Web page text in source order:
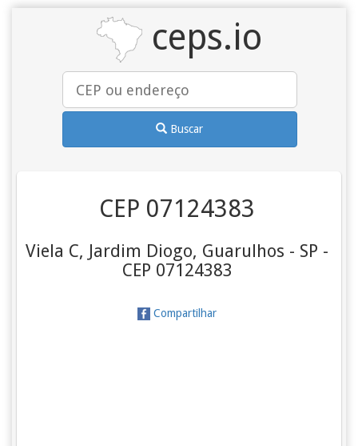
ceps.io
Buscar
CEP 07124383
Viela C, Jardim Diogo, Guarulhos - SP -
CEP 07124383
Compartilhar